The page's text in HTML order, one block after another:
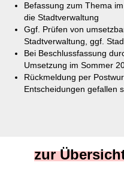
Befassung zum Thema
die Stadtverwaltung
Ggf. Prüfen von
Stadtverwaltung, ggf.
Bei Beschlussfassung
Umsetzung im Sommer
Rückmeldung per
Entscheidungen gefallen
zur